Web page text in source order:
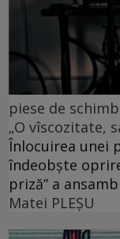
piese de schimb
„O vîscozitate,
Înlocuirea unei
îndeobște
priză” a
Matei PLEŞU